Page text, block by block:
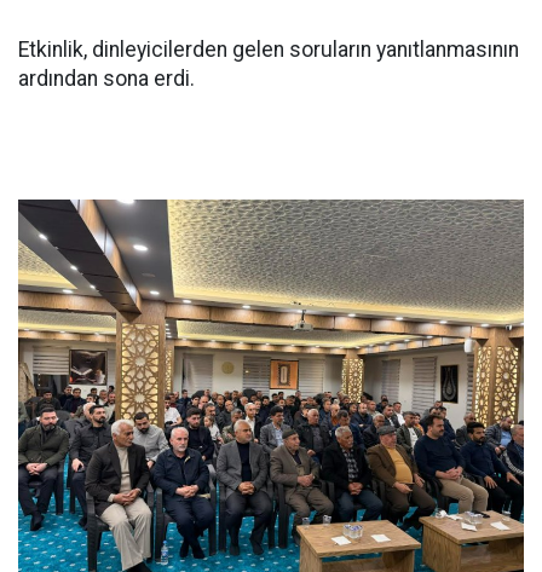
Etkinlik, dinleyicilerden gelen soruların yanıtlanmasının
ardından sona erdi.